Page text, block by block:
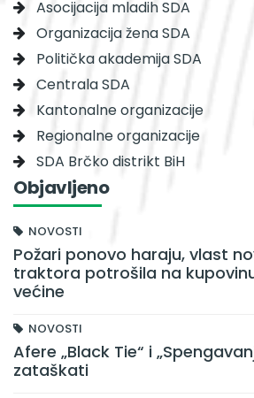
Asocijacija mladih SDA
Organizacija žena SDA
Politička akademija SDA
Centrala SDA
Kantonalne organizacije
Regionalne organizacije
SDA Brčko distrikt BiH
Objavljeno
NOVOSTI
Požari ponovo haraju, vlast
traktora potrošila na
većine
NOVOSTI
Afere „Black Tie“ i
zataškati